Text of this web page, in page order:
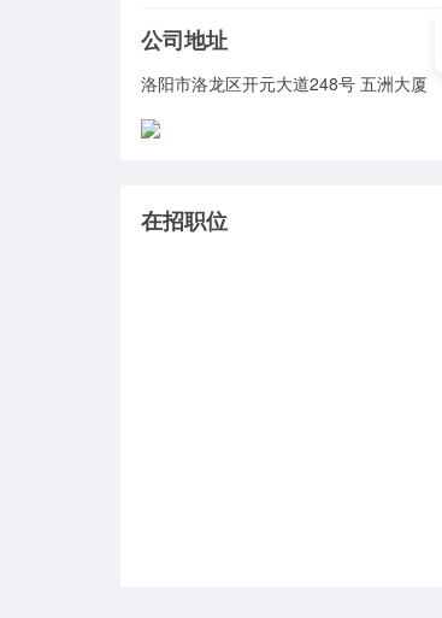
公司地址
洛阳市洛龙区开元大道248号 五洲大厦
在招职位